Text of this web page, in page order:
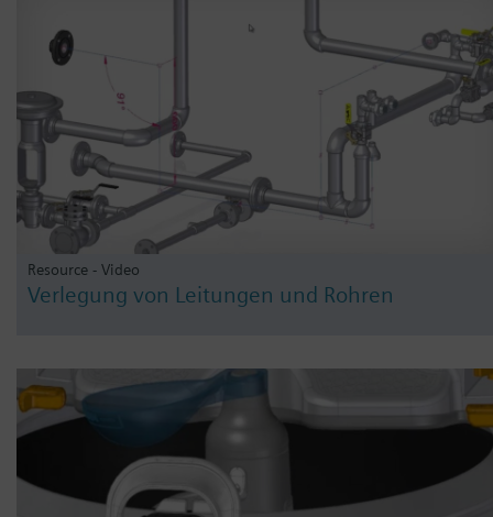
Resource - Video
Verlegung von Leitungen und Rohren